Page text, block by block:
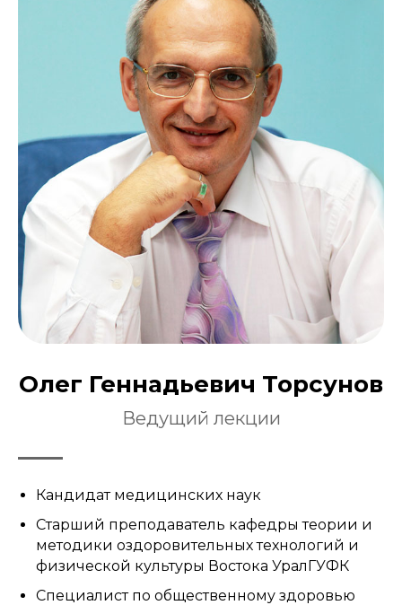
Олег Геннадьевич Торсунов
Ведущий лекции
Кандидат медицинских наук
Старший преподаватель кафедры теории и
методики оздоровительных технологий и
физической культуры Востока УралГУФК
Специалист по общественному здоровью